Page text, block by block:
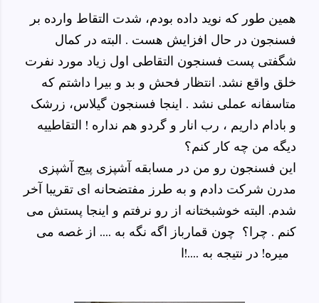
همین طور که نوید داده بودم، شدت التقاط وارده بر
فسنجون در حال افزایش هست . البته در کمال
شگفتی پست فسنجون التقاطی اول زیاد مورد نفرت
خلق واقع نشد. انتظار فحش و بد و بیرا داشتم که
متاسفانه عملی نشد . اینجا فسنجون گیلاس، زرشک
و بادام داریم ، رب انار و گردو هم نداره ! التقاطییه
دیگه من چه کار کنم؟
این فسنجون رو من در مسابقه آشپزی پیج آشپزی
مدرن شرکت دادم و به طرز مفتضحانه ای تقریبا آخر
شدم. البته خوشبختانه از رو نرفتم و اینجا پستش می
کنم . چرا؟ چون قمارباز اگه نگه به .... از غصه می